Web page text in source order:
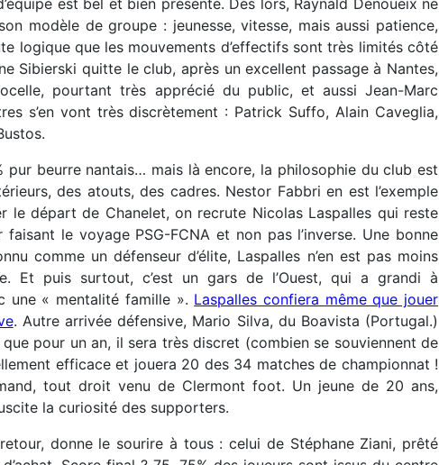
est bel et bien présente. Dès lors, Raynald Denoueix ne
modèle de groupe : jeunesse, vitesse, mais aussi patience,
logique que les mouvements d’effectifs sont très limités côté
Sibierski quitte le club, après un excellent passage à Nantes,
pourtant très apprécié du public, et aussi Jean-Marc
s’en vont très discrètement : Patrick Suffo, Alain Caveglia,
pur beurre nantais… mais là encore, la philosophie du club est
des atouts, des cadres. Nestor Fabbri en est l’exemple
le départ de Chanelet, on recrute Nicolas Laspalles qui reste
le voyage PSG-FCNA et non pas l’inverse. Une bonne
comme un défenseur d’élite, Laspalles n’en est pas moins
Et puis surtout, c’est un gars de l’Ouest, qui a grandi à
une « mentalité famille ». Laspalles confiera même que jouer
. Autre arrivée défensive, Mario Silva, du Boavista (Portugal.)
que pour un an, il sera très discret (combien se souviennent de
efficace et jouera 20 des 34 matches de championnat !
tout droit venu de Clermont foot. Un jeune de 20 ans,
la curiosité des supporters.
donne le sourire à tous : celui de Stéphane Ziani, prêté